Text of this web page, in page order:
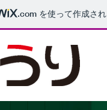
.com を使って作成さ